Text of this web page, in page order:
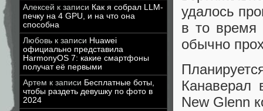
Алексей к записи Как я собрал LLM-
печку на 4 GPU, и на что она
способна
Любовь к записи Huawei
официально представила
HarmonyOS 7: какие смартфоны
получат её первыми
Артем к записи Бесплатные боты,
чтобы раздеть девушку по фото в
2024
удалось
в то время
обычно
Канаверал
New Glenn